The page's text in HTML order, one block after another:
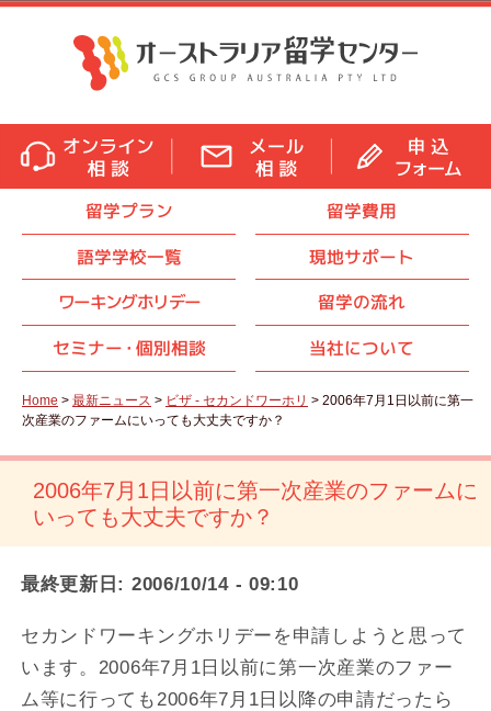
留学プラン
留学費用
語学学校一覧
現地サポート
ワーキングホリデー
留学の流れ
セミナー・ 個別相談 当社について
Home > 最新ニュース > ビザ - セカンドワーホリ > 2006年7月1日以前に第一
次産業のファームにいっても大丈夫ですか？
2006年7月1日以前に第一次産業のファームに
いっても大丈夫ですか？
最終更新日: 2006/10/14 - 09:10
セカンドワーキングホリデーを申請しようと思って
います。2006年7月1日以前に第一次産業のファー
ム等に行っても2006年7月1日以降の申請だったら